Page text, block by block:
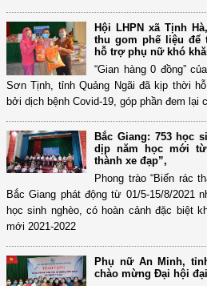
Hội LHPN xã Tịnh
thu gom phế liệu để
hỗ trợ phụ nữ khó
“Gian hàng 0 đồng”
Sơn Tịnh, tỉnh Quảng Ngãi đã kịp thời
bởi dịch bệnh Covid-19, góp phần đem lại
Bắc Giang: 753 học
dịp năm học mới
thành xe đạp”,
Phong trào “Biến rác
Bắc Giang phát động từ 01/5-15/8/2021
học sinh nghèo, có hoàn cảnh đặc biệt
mới 2021-2022
Phụ nữ An Minh,
chào mừng Đại hội